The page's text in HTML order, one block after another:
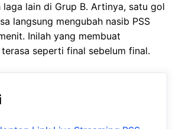
laga lain di Grup B. Artinya, satu gol
langsung mengubah nasib PSS
Inilah yang membuat
seperti final sebelum final.